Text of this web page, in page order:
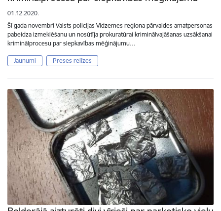
01.12.2020.
Šī gada novembrī Valsts policijas Vidzemes reģiona pārvaldes amatpersonas
pabeidza izmeklēšanu un nosūtīja prokuratūrai kriminālvajāšanas uzsākšanai
kriminālprocesu par slepkavības mēģinājumu…
Jaunumi Preses relīzes